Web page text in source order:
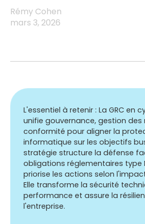
Rémy Cohen
mars 3, 2026
L'essentiel à retenir : La GRC en
unifie gouvernance, gestion des
conformité pour aligner la
informatique sur les objectifs
stratégie structure la défense
obligations réglementaires type
priorise les actions selon
Elle transforme la sécurité
performance et assure la
l'entreprise.